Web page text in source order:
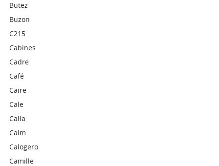
Butez
Buzon
C215
Cabines
Cadre
Café
Caire
Cale
Calla
Calm
Calogero
Camille